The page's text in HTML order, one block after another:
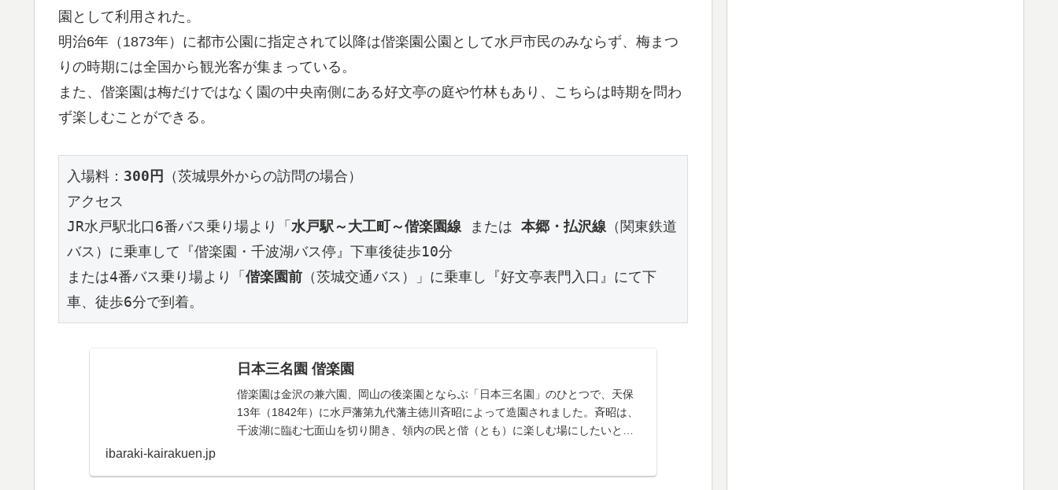
園として利用された。
明治6年（1873年）に都市公園に指定されて以降は偕楽園公園として水戸市民のみならず、梅まつ
りの時期には全国から観光客が集まっている。
また、偕楽園は梅だけではなく園の中央南側にある好文亭の庭や竹林もあり、こちらは時期を問わ
ず楽しむことができる。
入場料： 300円
（茨城県外からの訪問の場合）
アクセス
JR水戸駅北口6番バス乗り場より「 水戸駅～大工町～偕楽園線 または 本郷・払沢線 （関東鉄道
バス）に乗車して『偕楽園・千波湖バス停』下車後徒歩10分
または4番バス乗り場より「 偕楽園前 （茨城交通バス）」に乗車し『好文亭表門入口』にて下
車、徒歩6分で到着。
日本三名園 偕楽園
偕楽園は金沢の兼六園、岡山の後楽園とならぶ「日本三名園」のひとつで、天保
13年（1842年）に水戸藩第九代藩主徳川斉昭によって造園されました。斉昭は、
千波湖に臨む七面山を切り開き、領内の民と偕（とも）に楽しむ場にしたいと願
ibaraki-kairakuen.jp